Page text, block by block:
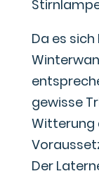
Da es
gewisse
Witterung
Der